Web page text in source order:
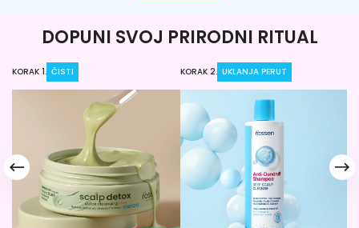
DOPUNI SVOJ PRIRODNI RITUAL
KORAK 1. ČISTI KORAK 2. UKLANJA PERUT